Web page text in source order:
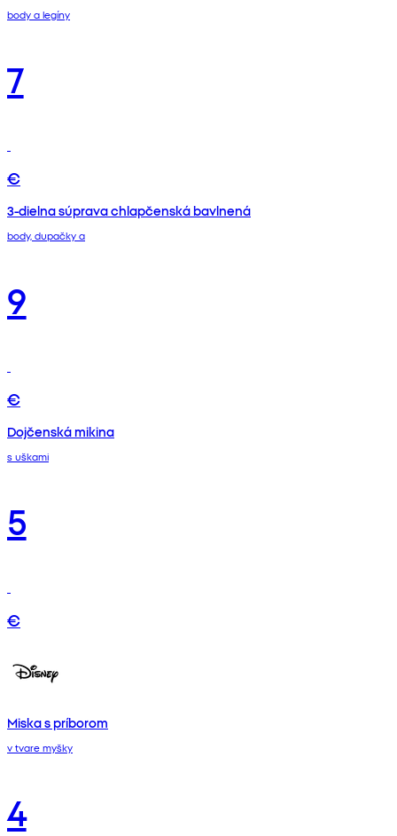
body a legíny
7
€
3-dielna súprava chlapčenská bavlnená
body, dupačky a
9
€
Dojčenská mikina
s uškami
5
€
Miska s príborom
v tvare myšky
4